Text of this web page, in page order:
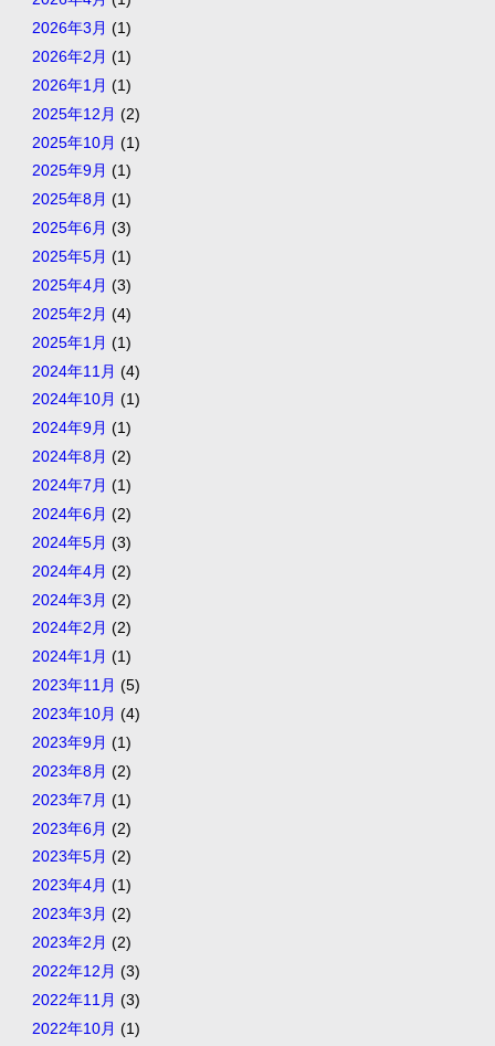
2026年3月 (1)
2026年2月 (1)
2026年1月 (1)
2025年12月 (2)
2025年10月 (1)
2025年9月 (1)
2025年8月 (1)
2025年6月 (3)
2025年5月 (1)
2025年4月 (3)
2025年2月 (4)
2025年1月 (1)
2024年11月 (4)
2024年10月 (1)
2024年9月 (1)
2024年8月 (2)
2024年7月 (1)
2024年6月 (2)
2024年5月 (3)
2024年4月 (2)
2024年3月 (2)
2024年2月 (2)
2024年1月 (1)
2023年11月 (5)
2023年10月 (4)
2023年9月 (1)
2023年8月 (2)
2023年7月 (1)
2023年6月 (2)
2023年5月 (2)
2023年4月 (1)
2023年3月 (2)
2023年2月 (2)
2022年12月 (3)
2022年11月 (3)
2022年10月 (1)